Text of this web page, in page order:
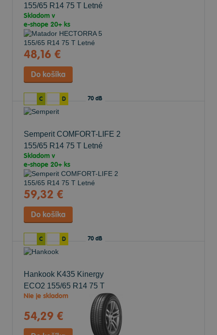
155/65 R14 75 T Letné
Skladom v
e-shope 20+ ks
48,16 €
C D 70 dB
Semperit COMFORT-LIFE 2
155/65 R14 75 T Letné
Skladom v
e-shope 20+ ks
59,32 €
C D 70 dB
Hankook K435 Kinergy
ECO2 155/65 R14 75 T
Letné
Nie je skladom
54,29 €